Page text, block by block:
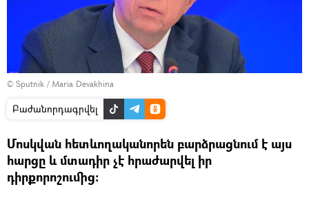
© Sputnik / Maria Devakhina
Բաժանորդագրվել
Մոսկվան հետևողականորեն բարձրացնում է այս
հարցը և մտադիր չէ հրաժարվել իր
դիրքորոշումից։